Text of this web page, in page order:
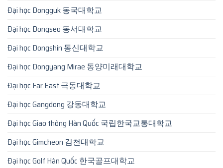
Đại học Dongguk 동국대학교
Đại học Dongseo 동서대학교
Đại học Dongshin 동신대학교
Đại học Dongyang Mirae 동양미래대학교
Đại học Far East 극동대학교
Đại học Gangdong 강동대학교
Đại học Giao thông Hàn Quốc 국립한국교통대학교
Đại học Gimcheon 김천대학교
Đại học Golf Hàn Quốc 한국골프대학교